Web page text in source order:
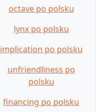
octave po polsku
lynx po polsku
implication po polsku
unfriendliness po
polsku
financing po polsku